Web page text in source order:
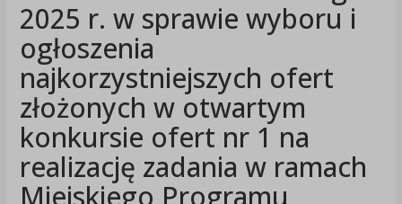
2025 r. w sprawie wyboru i
ogłoszenia
najkorzystniejszych ofert
złożonych w otwartym
konkursie ofert nr 1 na
realizację zadania w ramach
Miejskiego Programu